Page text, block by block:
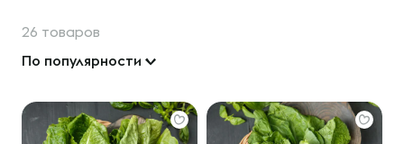
26 товаров
По популярности